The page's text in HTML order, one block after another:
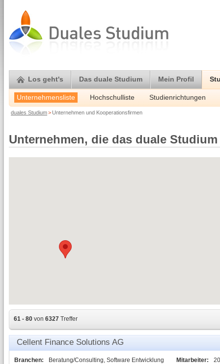
Los geht's Das duale Studium Mein Profil
Unternehmensliste Hochschulliste Studienrichtungen
duales Studium> Unternehmen und Kooperationsfirmen
Unternehmen, die das duale
61 - 80 von 6327 Treffer
Cellent Finance Solutions AG
Branchen:
Beratung/Consulting, Software Entwicklung
Mitarbeiter: